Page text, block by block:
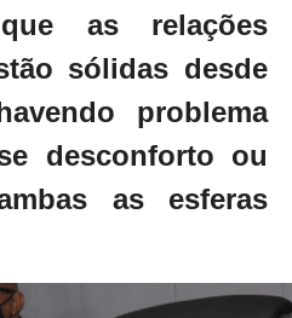
as relações
sólidas desde
problema
desconforto ou
as esferas